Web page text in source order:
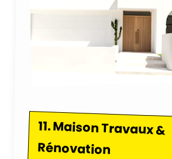
11.Maison Travaux &
Rénovation